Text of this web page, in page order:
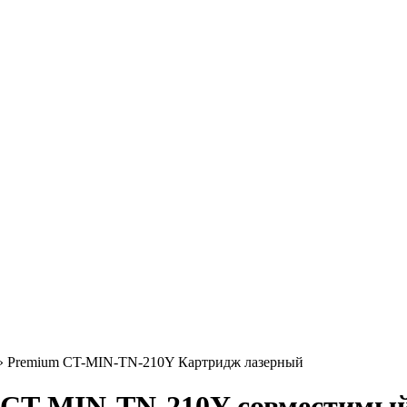
Premium CT-MIN-TN-210Y Картридж лазерный